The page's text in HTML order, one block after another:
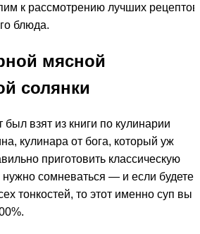
к рассмотрению лучших рецептов
блюда.
мясной
солянки
взят из книги по кулинарии
кулинара от бога, который уж
приготовить классическую
нужно сомневаться — и если будете
тонкостей, то этот именно суп вы